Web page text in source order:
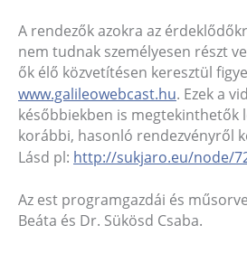
A rendezők azokra az
nem tudnak személyesen részt
ők élő közvetítésen keresztül
www.galileowebcast.hu. Ezek a
későbbiekben is megtekinthetők
korábbi, hasonló rendezvényről
Lásd pl: http://sukjaro.eu/node/
Az est programgazdái és
Beáta és Dr. Sükösd Csaba.